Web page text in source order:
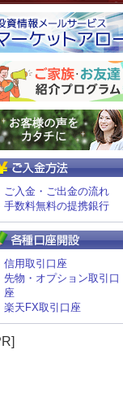
ご入金・ご出金の流れ
手数料無料の提携銀行
信用取引口座
先物・オプション取引口
座
楽天FX取引口座